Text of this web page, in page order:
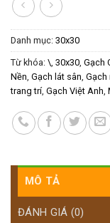
Danh mục: 30x30
Từ khóa: \, 30x30, Gạch
Nền, Gạch lát sân, Gạch
trang trí, Gạch Việt Anh,
MÔ TẢ
ĐÁNH GIÁ (0)